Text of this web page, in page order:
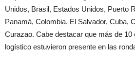
Unidos, Brasil, Estados Unidos, Puerto
Panamá, Colombia, El Salvador, Cuba,
Curazao. Cabe destacar que más de
logístico estuvieron presente en las